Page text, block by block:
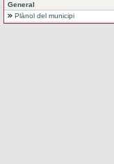
General
Plànol del municipi